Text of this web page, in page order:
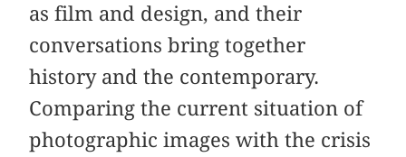
as film and design, and their
conversations bring together
history and the contemporary.
Comparing the current situation of
photographic images with the crisis